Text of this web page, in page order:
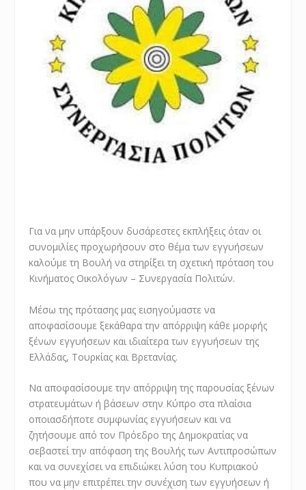
Για να μην υπάρξουν δυσάρεστες εκπλήξεις όταν οι
συνομιλίες προχωρήσουν στο θέμα των εγγυήσεων
καλούμε τη Βουλή να στηρίξει τη σχετική πρόταση του
Κινήματος Οικολόγων – Συνεργασία Πολιτών.
Μέσω της πρότασης μας εισηγούμαστε να
αποφασίσουμε ξεκάθαρα την απόρριψη κάθε μορφής
ξένων εγγυήσεων και ιδιαίτερα των εγγυήσεων της
Ελλάδας, Τουρκίας και Βρετανίας.
Να αποφασίσουμε την απόρριψη της παρουσίας ξένων
στρατευμάτων ή βάσεων στην Κύπρο στα πλαίσια
οποιασδήποτε συμφωνίας εγγυήσεων και να
ζητήσουμε από τον Πρόεδρο της Δημοκρατίας να
σεβαστεί την απόφαση της Βουλής των Αντιπροσώπων
και να συνεχίσει να επιδιώκει λύση του Κυπριακού
που να μην επιτρέπει την συνέχιση των εγγυήσεων ή